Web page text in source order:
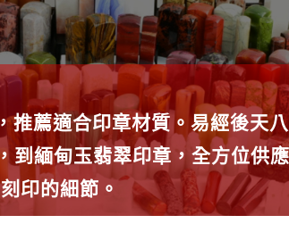
推薦適合印章材質。易經後天
到緬甸玉翡翠印章，全方位供應
印的細節。